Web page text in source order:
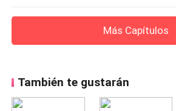
Más Capítulos
También te gustarán